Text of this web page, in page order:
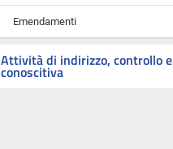
Emendamenti
Attività di indirizzo, controllo e
conoscitiva